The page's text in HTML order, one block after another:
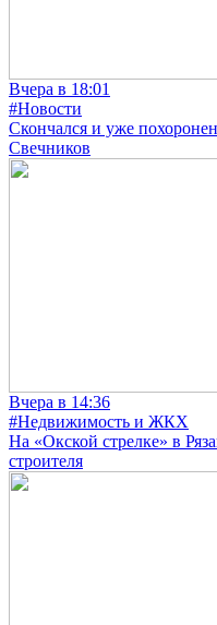
Вчера в 18:01
#Новости
Скончался и уже
Свечников
Вчера в 14:36
#Недвижимость и ЖКХ
На «Окской стрелке» в
строителя